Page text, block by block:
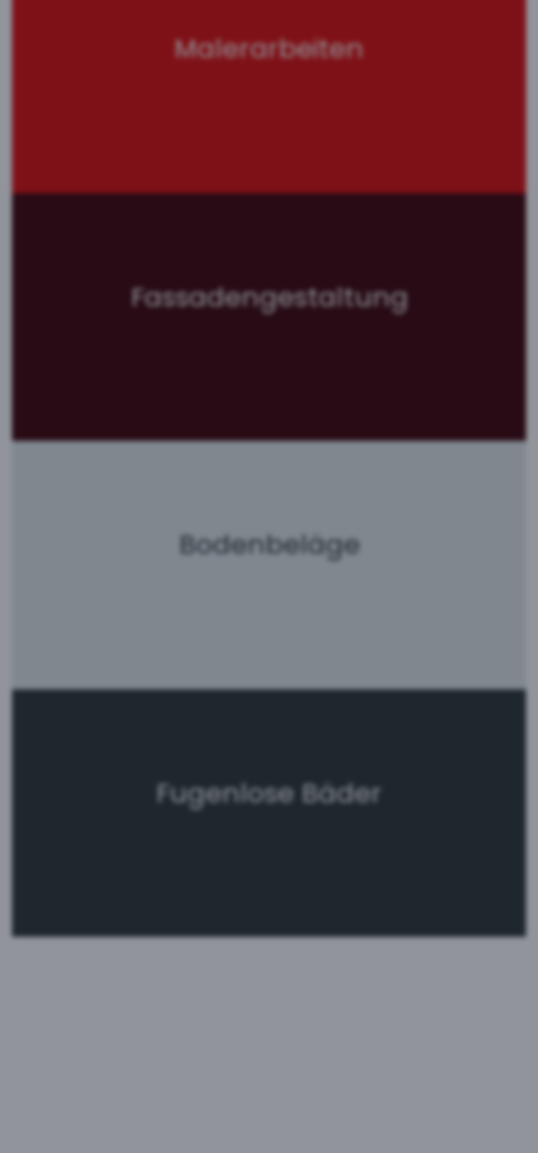
Malerarbeiten
Fassadengestaltung
Bodenbeläge
Fugenlose Bäder